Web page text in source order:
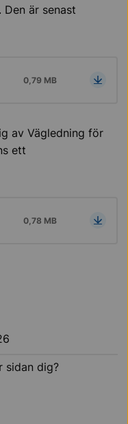
är senast
0,79 MB
av Vägledning för
ett
0,78 MB
sidan dig?